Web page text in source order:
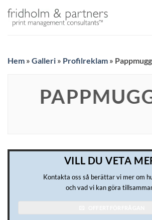
Hem » Galleri » Profilreklam »
VILL DU VETA
Kontakta oss så berättar vi mer om
och vad vi kan göra